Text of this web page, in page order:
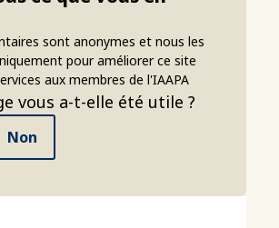
sont anonymes et nous les
pour améliorer ce site
aux membres de l'IAAPA
vous a-t-elle été utile ?
Non